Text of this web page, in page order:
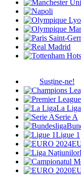
Susține-ne!
La Liga
Serie A
Ligue 1